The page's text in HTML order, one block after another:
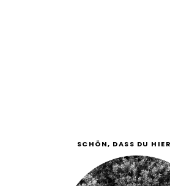
SCHÖN, DASS DU